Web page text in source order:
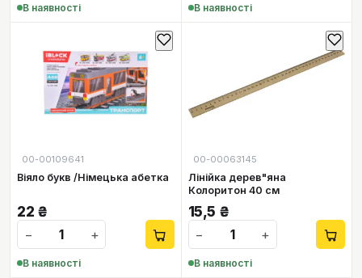
В наявності В наявності
00-00109641
Віяло букв /Німецька абетка
22 ₴
−
+
В наявності
00-00063145
Лінійка дерев"яна
Колоритон 40 см
15,5 ₴
−
+
В наявності